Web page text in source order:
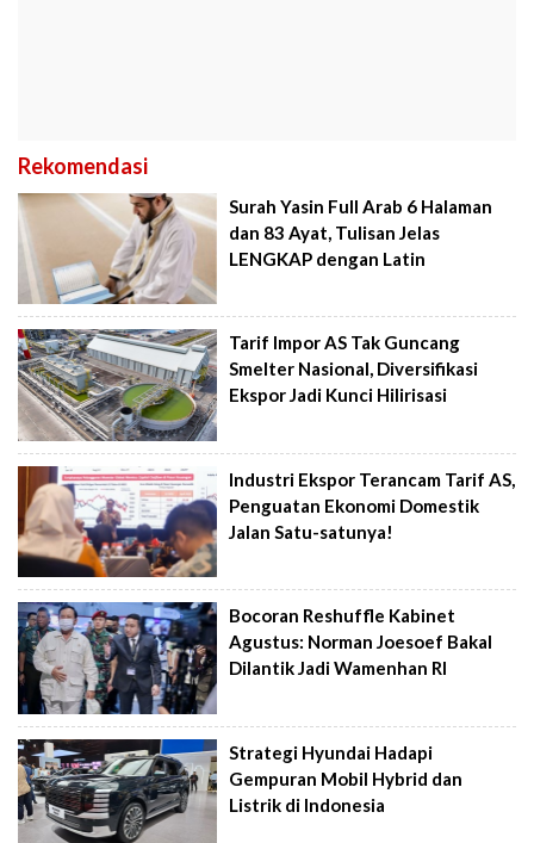
Rekomendasi
Surah Yasin Full Arab 6 Halaman
dan 83 Ayat, Tulisan Jelas
LENGKAP dengan Latin
Tarif Impor AS Tak Guncang
Smelter Nasional, Diversifikasi
Ekspor Jadi Kunci Hilirisasi
Industri Ekspor Terancam Tarif AS,
Penguatan Ekonomi Domestik
Jalan Satu-satunya!
Bocoran Reshuffle Kabinet
Agustus: Norman Joesoef Bakal
Dilantik Jadi Wamenhan RI
Strategi Hyundai Hadapi
Gempuran Mobil Hybrid dan
Listrik di Indonesia